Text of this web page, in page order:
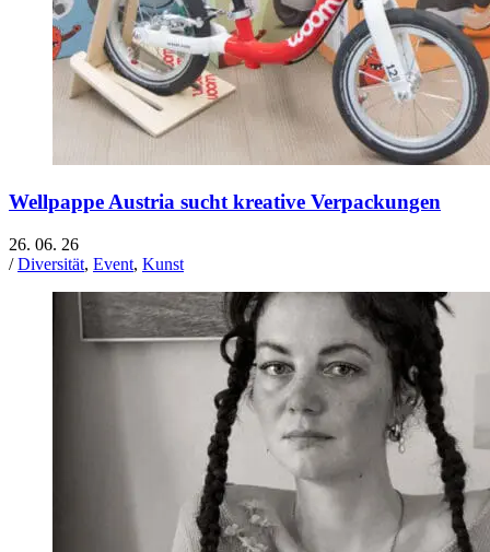
Wellpappe Austria sucht kreative Verpackungen
26. 06. 26
/Diversität, Event, Kunst